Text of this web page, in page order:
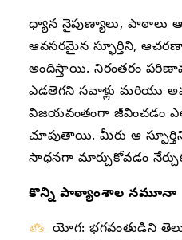
ధ్యాన నైపుణ్యాలు, పాఠాలు
ఆవసరమైన స్ఫూర్తిని,
అందిస్తాయి. నిరంతరం
ఎడతెగని సవాళ్లు మరియు
విజయవంతంగా జీవించడం
చూపుతాయి. మీరు ఆ
సాధనగా మార్చుకోవడం
కొన్ని పాఠ్యాంశాల నమూనా
యోగ: భగవంతుడిని